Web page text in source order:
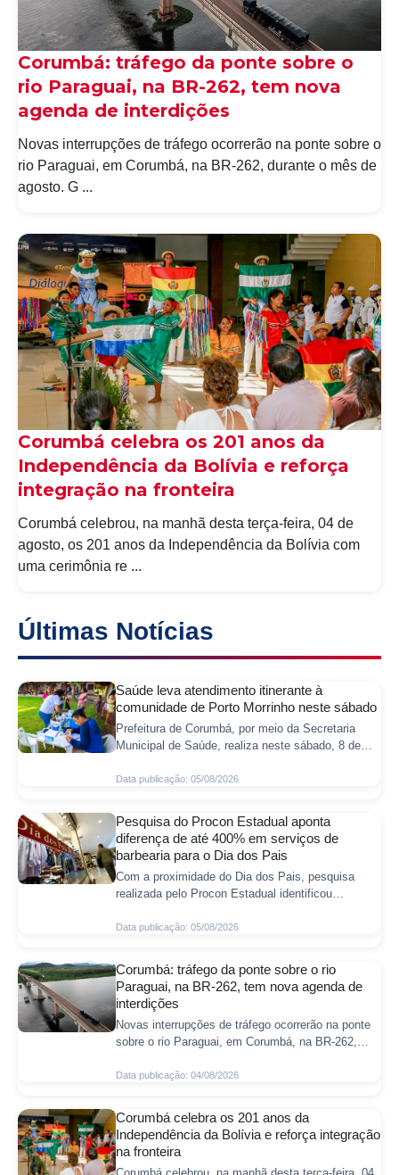
Corumbá: tráfego da ponte sobre o
rio Paraguai, na BR-262, tem nova
agenda de interdições
Novas interrupções de tráfego ocorrerão na ponte sobre o
rio Paraguai, em Corumbá, na BR-262, durante o mês de
agosto. G ...
Corumbá celebra os 201 anos da
Independência da Bolívia e reforça
integração na fronteira
Corumbá celebrou, na manhã desta terça-feira, 04 de
agosto, os 201 anos da Independência da Bolívia com
uma cerimônia re ...
Últimas Notícias
Saúde leva atendimento itinerante à
comunidade de Porto Morrinho neste sábado
Prefeitura de Corumbá, por meio da Secretaria
Municipal de Saúde, realiza neste sábado, 8 de
comunidade de Porto Morrinho, no Baixo Pan
Data publicação: 05/08/2026
Pesquisa do Procon Estadual aponta
diferença de até 400% em serviços de
barbearia para o Dia dos Pais
Com a proximidade do Dia dos Pais, pesquisa
realizada pelo Procon Estadual identificou
oferecidos por barbearias de Campo Grande. O le
Data publicação: 05/08/2026
Corumbá: tráfego da ponte sobre o rio
Paraguai, na BR-262, tem nova agenda de
interdições
Novas interrupções de tráfego ocorrerão na ponte
sobre o rio Paraguai, em Corumbá, na BR-262,
(Agência Estadual de Gestão de Empree
Data publicação: 04/08/2026
Corumbá celebra os 201 anos da
Independência da Bolívia e reforça integração
na fronteira